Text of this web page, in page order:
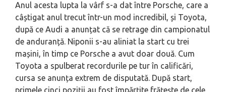
Anul acesta lupta la vârf s-a dat între Porsche, care a
câștigat anul trecut într-un mod incredibil, și Toyota,
după ce Audi a anunțat că se retrage din campionatul
de anduranță. Niponii s-au aliniat la start cu trei
mașini, în timp ce Porsche a avut doar două. Cum
Toyota a spulberat recordurile pe tur în calificări,
cursa se anunța extrem de disputată. După start,